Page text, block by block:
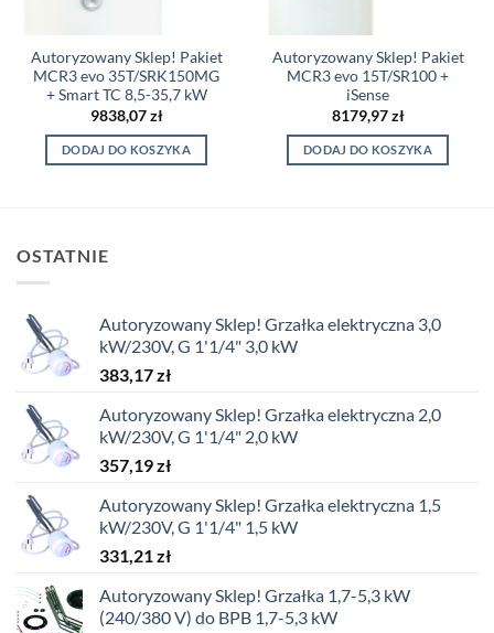
Autoryzowany Sklep! Pakiet
MCR3 evo 35T/SRK150MG
+ Smart TC 8,5-35,7 kW
9838,07zł
DODAJ DO KOSZYKA
Autoryzowany Sklep! Pakiet
MCR3 evo 15T/SR100 +
iSense
8179,97zł
DODAJ DO KOSZYKA
OSTATNIE
Autoryzowany Sklep! Grzałka elektryczna 3,0
kW/230V, G 1'1/4" 3,0 kW
383,17zł
Autoryzowany Sklep! Grzałka elektryczna 2,0
kW/230V, G 1'1/4" 2,0 kW
357,19zł
Autoryzowany Sklep! Grzałka elektryczna 1,5
kW/230V, G 1'1/4" 1,5 kW
331,21 zł
Autoryzowany Sklep! Grzałka 1,7-5,3 kW
(240/380 V) do BPB 1,7-5,3 kW